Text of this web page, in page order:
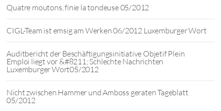
Quatre moutons, finie la tondeuse 05/2012
CIGL-Team ist emsig am Werken 06/2012 Luxemburger Wort
Auditbericht der Beschäftigungsinitiative Objetif Plein
Emploi liegt vor &#8211; Schlechte Nachrichten
Luxemburger Wort05/2012
Nicht zwischen Hammer und Amboss geraten Tageblatt
05/2012